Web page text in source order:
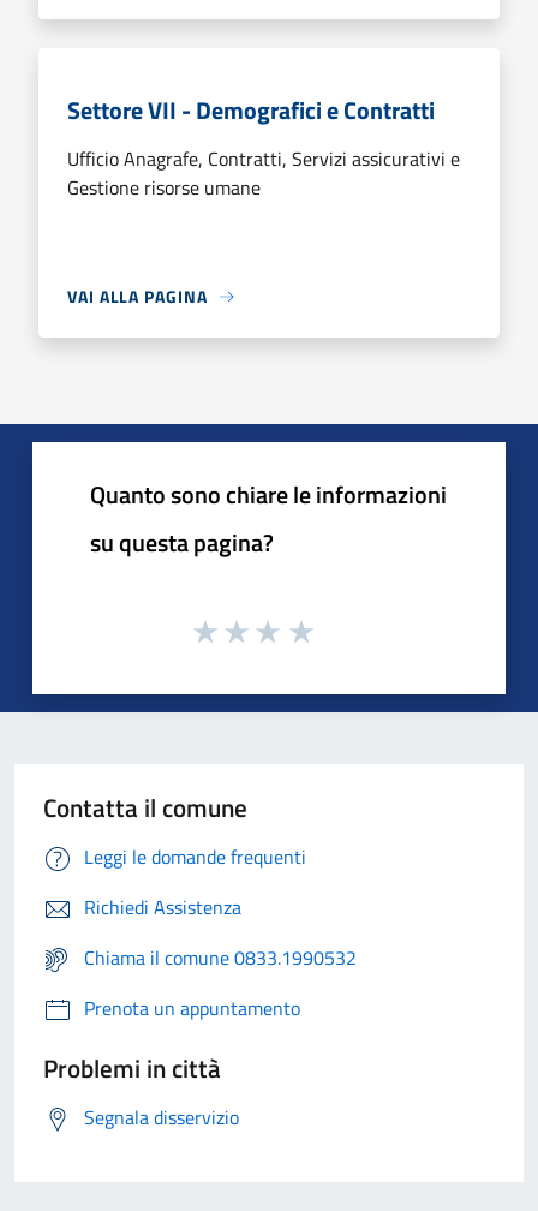
Settore VII - Demografici e Contratti
Ufficio Anagrafe, Contratti, Servizi assicurativi e
Gestione risorse umane
VAI ALLA PAGINA
Quanto sono chiare le informazioni
su questa pagina?
Contatta il comune
Leggi le domande frequenti
Richiedi Assistenza
Chiama il comune 0833.1990532
Prenota un appuntamento
Problemi in città
Segnala disservizio